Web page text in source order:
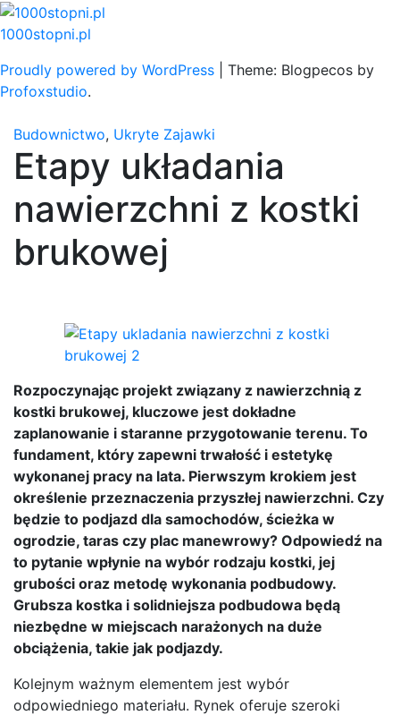
Skip
to
1000stopni.pl
Proudly powered by WordPress
Theme: Blogpecos by
Profoxstudio.
Budownictwo, Ukryte Zajawki
Etapy układania
nawierzchni z kostki
brukowej
Rozpoczynając projekt związany z nawierzchnią z
kostki brukowej, kluczowe jest dokładne
zaplanowanie i staranne przygotowanie terenu. To
fundament, który zapewni trwałość i estetykę
wykonanej pracy na lata. Pierwszym krokiem jest
określenie przeznaczenia przyszłej nawierzchni. Czy
będzie to podjazd dla samochodów, ścieżka w
ogrodzie, taras czy plac manewrowy? Odpowiedź na
to pytanie wpłynie na wybór rodzaju kostki, jej
grubości oraz metodę wykonania podbudowy.
Grubsza kostka i solidniejsza podbudowa będą
niezbędne w miejscach narażonych na duże
obciążenia, takie jak podjazdy.
Kolejnym ważnym elementem jest wybór
odpowiedniego materiału. Rynek oferuje szeroki